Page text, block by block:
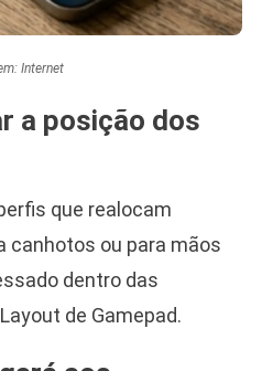
Internet
a posição dos
que realocam
canhotos ou para mãos
dentro das
de Gamepad.